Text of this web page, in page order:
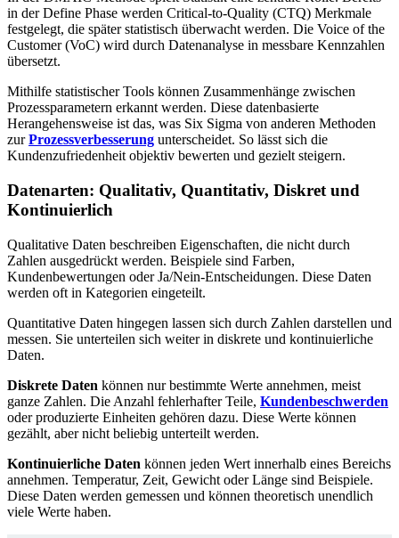
in der Define Phase werden Critical-to-Quality (CTQ) Merkmale
festgelegt, die später statistisch überwacht werden. Die Voice of the
Customer (VoC) wird durch Datenanalyse in messbare Kennzahlen
übersetzt.
Mithilfe statistischer Tools können Zusammenhänge zwischen
Prozessparametern erkannt werden. Diese datenbasierte
Herangehensweise ist das, was Six Sigma von anderen Methoden
zurProzessverbesserung unterscheidet. So lässt sich die
Kundenzufriedenheit objektiv bewerten und gezielt steigern.
Datenarten: Qualitativ, Quantitativ, Diskret und
Kontinuierlich
Qualitative Daten beschreiben Eigenschaften, die nicht durch
Zahlen ausgedrückt werden. Beispiele sind Farben,
Kundenbewertungen oder Ja/Nein-Entscheidungen. Diese Daten
werden oft in Kategorien eingeteilt.
Quantitative Daten hingegen lassen sich durch Zahlen darstellen und
messen. Sie unterteilen sich weiter in diskrete und kontinuierliche
Daten.
Diskrete Daten können nur bestimmte Werte annehmen, meist
ganze Zahlen. Die Anzahl fehlerhafter Teile, Kundenbeschwerden
oder produzierte Einheiten gehören dazu. Diese Werte können
gezählt, aber nicht beliebig unterteilt werden.
Kontinuierliche Daten können jeden Wert innerhalb eines Bereichs
annehmen. Temperatur, Zeit, Gewicht oder Länge sind Beispiele.
Diese Daten werden gemessen und können theoretisch unendlich
viele Werte haben.